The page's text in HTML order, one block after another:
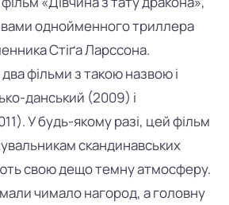
однойменного триллера
Стіґа Ларссона.
фільми з такою назвою і
данський (2009) і
У будь-якому разі, цей фільм
скандинавських
свою дещо темну атмосферу.
чимало нагород, а головну